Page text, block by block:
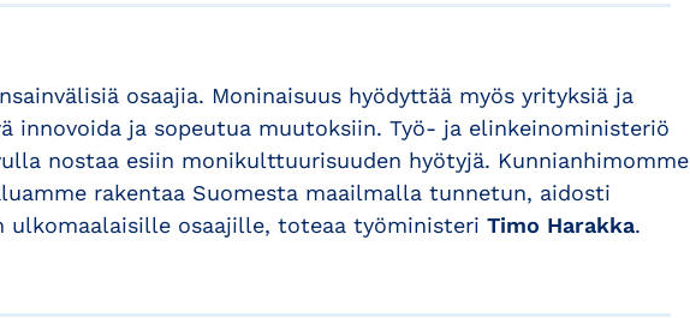
osaajia. Moninaisuus hyödyttää myös yrityksiä ja
innovoida ja sopeutua muutoksiin. Työ- ja elinkeinoministeriö
nostaa esiin monikulttuurisuuden hyötyjä. Kunnianhimomme
rakentaa Suomesta maailmalla tunnetun, aidosti
ulkomaalaisille osaajille, toteaa työministeri Timo Harakka.